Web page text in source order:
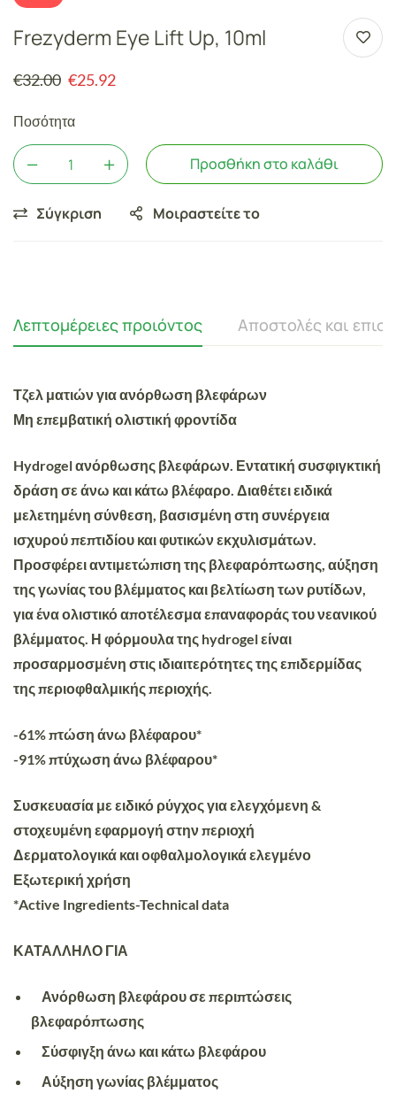
Frezyderm Eye Lift Up, 10ml
€32.00 €25.92
Ποσότητα
Προσθήκη στο καλάθι
Σύγκριση Μοιραστείτε το
Λεπτομέρειες προιόντος Αποστολές και
Τζελ ματιών για ανόρθωση βλεφάρων
Μη επεμβατική ολιστική φροντίδα
Hydrogel ανόρθωσης βλεφάρων. Εντατική συσφιγκτική
δράση σε άνω και κάτω βλέφαρο. Διαθέτει ειδικά
μελετημένη σύνθεση, βασισμένη στη συνέργεια
ισχυρούπεπτιδίου και φυτικών εκχυλισμάτων.
Προσφέρει αντιμετώπιση της βλεφαρόπτωσης, αύξηση
της γωνίας του βλέμματος και βελτίωση των ρυτίδων,
για ένα ολιστικό αποτέλεσμα επαναφοράς του νεανικού
βλέμματος. Η φόρμουλα της hydrogel είναι
προσαρμοσμένη στις ιδιαιτερότητες της επιδερμίδας
της περιοφθαλμικής περιοχής.
-61% πτώση άνω βλέφαρου*
-91% πτύχωση άνω βλέφαρου*
Συσκευασία με ειδικό ρύγχος για ελεγχόμενη &
στοχευμένη εφαρμογή στην περιοχή
Δερματολογικά και οφθαλμολογικά ελεγμένο
Εξωτερική χρήση
*Active Ingredients-Technical data
ΚΑΤΑΛΛΗΛΟ ΓΙΑ
Ανόρθωση βλεφάρου σε περιπτώσεις
βλεφαρόπτωσης
Σύσφιγξη άνω και κάτω βλεφάρου
Αύξηση γωνίας βλέμματος